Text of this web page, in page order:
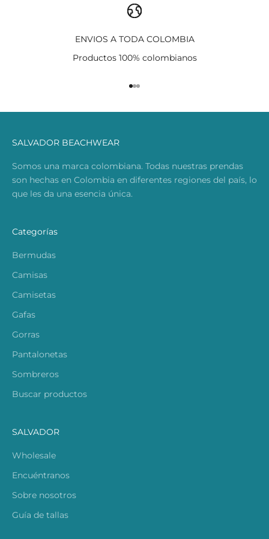
ENVIOS A TODA COLOMBIA
Productos 100% colombianos
Ir al artículo 1
Ir al artículo 2
Ir al artículo 3
SALVADOR BEACHWEAR
Somos una marca colombiana. Todas nuestras prendas
son hechas en Colombia en diferentes regiones del país, lo
que les da una esencia única.
Categorías
Bermudas
Camisas
Camisetas
Gafas
Gorras
Pantalonetas
Sombreros
Buscar productos
SALVADOR
Wholesale
Encuéntranos
Sobre nosotros
Guía de tallas